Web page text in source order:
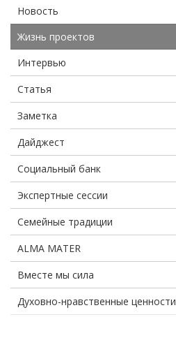
Новость
Жизнь проектов
Интервью
Статья
Заметка
Дайджест
Социальный банк
Экспертные сессии
Семейные традиции
ALMA MATER
Вместе мы сила
Духовно-нравственные ценности